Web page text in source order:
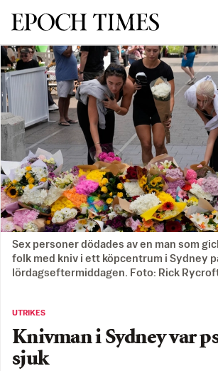
Svenska Epoch Times
Sex personer dödades av en man som
folk med kniv i ett köpcentrum i Sydney
lördagseftermiddagen. Foto: Rick
UTRIKES
Knivman i Sydney var
sjuk